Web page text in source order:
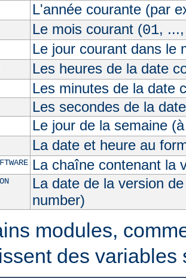
L'année courante (par
Le mois courant (01,
Le jour courant dans le
Les heures de la date
Les minutes de la date
Les secondes de la
Le jour de la semaine
La date et heure au
La chaîne contenant la
La date de la version
number)
modules,
des variables